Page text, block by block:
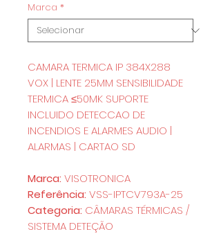
Marca *
CAMARA TERMICA IP 384X288
VOX | LENTE 25MM SENSIBILIDADE
TERMICA ≤50MK SUPORTE
INCLUIDO DETECCAO DE
INCENDIOS E ALARMES AUDIO |
ALARMAS | CARTAO SD
Marca: VISOTRONICA
Referência: VSS-IPTCV793A-25
Categoria: CÂMARAS TÉRMICAS /
SISTEMA DETEÇÃO